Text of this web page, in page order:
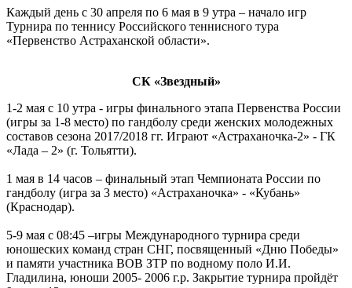
Каждый день с 30 апреля по 6 мая в 9 утра – начало игр
Турнира по теннису Российского теннисного тура
«Первенство Астраханской области».
СК «Звездный»
1-2 мая с 10 утра - игры финального этапа Первенства России
(игры за 1-8 место) по гандболу среди женских молодежных
составов сезона 2017/2018 гг. Играют «Астраханочка-2» - ГК
«Лада – 2» (г. Тольятти).
1 мая в 14 часов – финальный этап Чемпионата России по
гандболу (игра за 3 место) «Астраханочка» - «Кубань»
(Краснодар).
5-9 мая с 08:45 –игры Международного турнира среди
юношеских команд стран СНГ, посвященный «Дню Победы»
и памяти участника ВОВ ЗТР по водному поло И.И.
Гладилина, юноши 2005- 2006 г.р. Закрытие турнира пройдёт